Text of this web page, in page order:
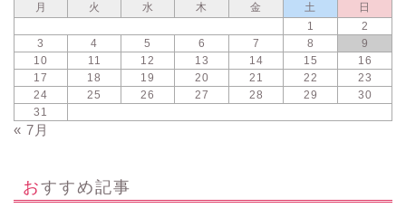
月
火 水 木 金 土
日
1
2
3
4 5 6 7 8
9
10
11 12 13 14 15
16
17
18 19 20 21 22
23
24
25 26 27 28 29
30
31
« 7月
おすすめ記事